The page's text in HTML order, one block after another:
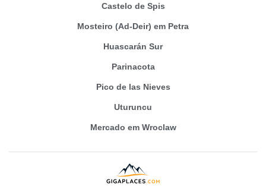
Castelo de Spis
Mosteiro (Ad-Deir) em Petra
Huascarán Sur
Parinacota
Pico de las Nieves
Uturuncu
Mercado em Wroclaw